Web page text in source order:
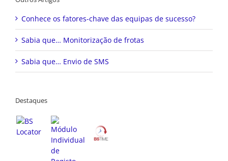
Conhece os fatores-chave das equipas de sucesso?
Sabia que… Monitorização de frotas
Sabia que… Envio de SMS
Destaques